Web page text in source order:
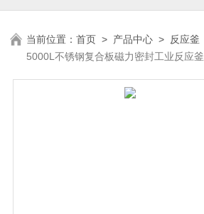
当前位置：首页 > 产品中心 > 反应釜
5000L不锈钢复合板磁力密封工业反应釜